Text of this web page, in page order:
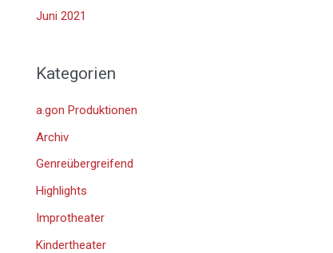
Juni 2021
Kategorien
a.gon Produktionen
Archiv
Genreübergreifend
Highlights
Improtheater
Kindertheater